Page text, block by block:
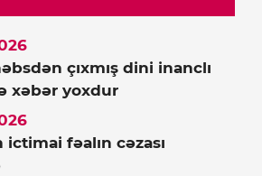
çıxmış dini inanclı
xəbər yoxdur
fəalın cəzası